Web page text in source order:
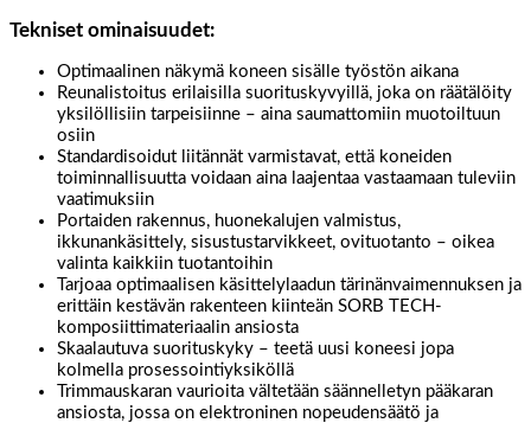
Tekniset ominaisuudet:
Optimaalinen näkymä koneen sisälle työstön aikana
Reunalistoitus erilaisilla suorituskyvyillä, joka on räätälöity
yksilöllisiin tarpeisiinne – aina saumattomiin muotoiltuun
osiin
Standardisoidut liitännät varmistavat, että koneiden
toiminnallisuutta voidaan aina laajentaa vastaamaan tuleviin
vaatimuksiin
Portaiden rakennus, huonekalujen valmistus,
ikkunankäsittely, sisustustarvikkeet, ovituotanto – oikea
valinta kaikkiin tuotantoihin
Tarjoaa optimaalisen käsittelylaadun tärinänvaimennuksen ja
erittäin kestävän rakenteen kiinteän SORB TECH-
komposiittimateriaalin ansiosta
Skaalautuva suorituskyky – teetä uusi koneesi jopa
kolmella prosessointiyksiköllä
Trimmauskaran vaurioita vältetään säännelletyn pääkaran
ansiosta, jossa on elektroninen nopeudensäätö ja